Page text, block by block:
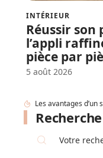
INTÉRIEUR
Réussir son
l’appli
pièce par
5 août 2026
Recherche